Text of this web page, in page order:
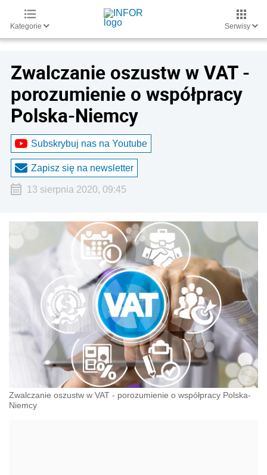
Kategorie Serwisy
Zwalczanie oszustw w VAT -
porozumienie o współpracy
Polska-Niemcy
Subskrybuj nas na Youtube
Zapisz się na newsletter
13 sierpnia 2020, 09:45
Zwalczanie oszustw w VAT - porozumienie o współpracy Polska-
Niemcy